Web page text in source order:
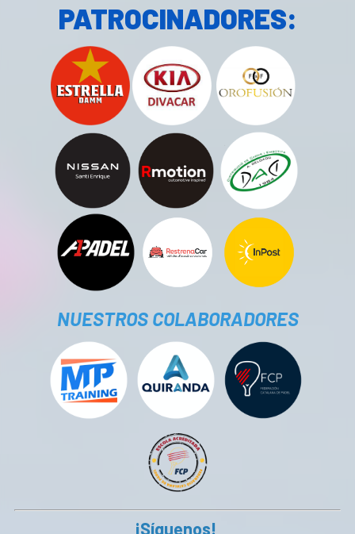
PATROCINADORES:
NUESTROS COLABORADORES
¡Síguenos!